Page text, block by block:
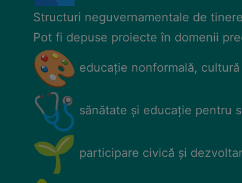
Structuri neguvernamentale de
Pot fi depuse proiecte în domenii
educație nonformală,
sănătate și educație pentru
participare civică și